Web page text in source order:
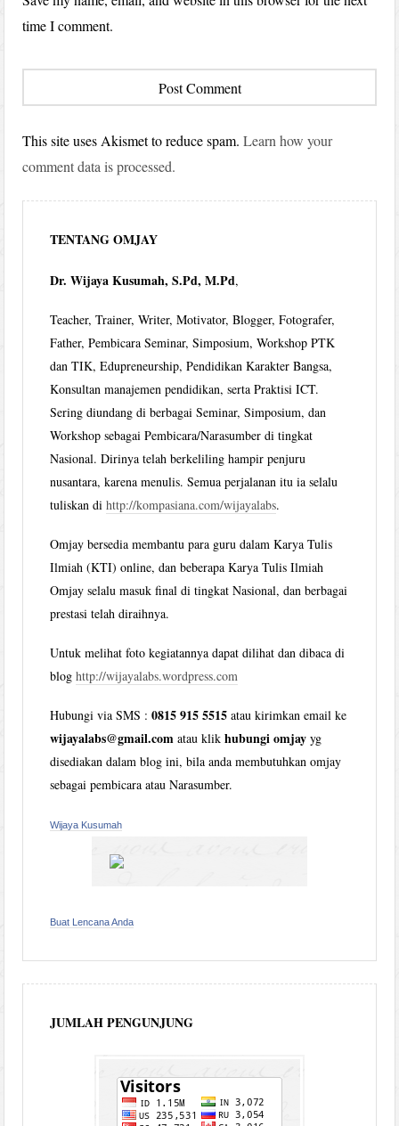
time I comment.
This site uses Akismet to reduce spam.Learn how your
comment data is processed.
TENTANG OMJAY
Dr. Wijaya Kusumah, S.Pd, M.Pd,
Teacher, Trainer, Writer, Motivator, Blogger, Fotografer,
Father, Pembicara Seminar, Simposium, Workshop PTK
dan TIK, Edupreneurship, Pendidikan Karakter Bangsa,
Konsultan manajemen pendidikan, serta Praktisi ICT.
Sering diundang di berbagai Seminar, Simposium, dan
Workshop sebagai Pembicara/Narasumber di tingkat
Nasional. Dirinya telah berkeliling hampir penjuru
nusantara, karena menulis. Semua perjalanan itu ia selalu
tuliskan dihttp://kompasiana.com/wijayalabs.
Omjay bersedia membantu para guru dalam Karya Tulis
Ilmiah (KTI) online, dan beberapa Karya Tulis Ilmiah
Omjay selalu masuk final di tingkat Nasional, dan berbagai
prestasi telah diraihnya.
Untuk melihat foto kegiatannya dapat dilihat dan dibaca di
bloghttp://wijayalabs.wordpress.com
Hubungi via SMS :0815 915 5515 atau kirimkan email ke
wijayalabs@gmail.com atau klikhubungi omjay yg
disediakan dalam blog ini, bila anda membutuhkan omjay
sebagai pembicara atau Narasumber.
Wijaya Kusumah
Buat Lencana Anda
JUMLAH PENGUNJUNG